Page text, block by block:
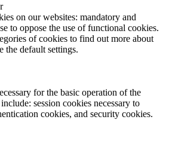
on our websites: mandatory and
to oppose the use of functional cookies.
of cookies to find out more about
the default settings.
for the basic operation of the
session cookies necessary to
cookies, and security cookies.